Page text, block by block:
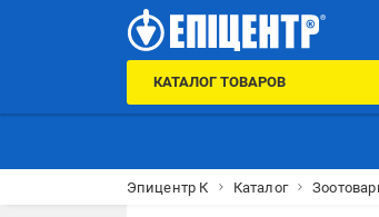
КАТАЛОГ ТОВАРОВ
Эпицентр К Каталог